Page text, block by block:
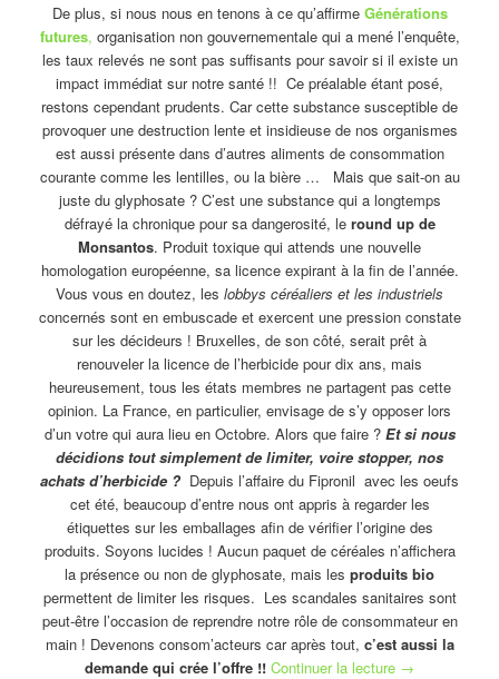
De plus, si nous nous en tenons à ce qu’affirme Générations
futures, organisation non gouvernementale qui a mené l’enquête,
les taux relevés ne sont pas suffisants pour savoir si il existe un
impact immédiat sur notre santé !! Ce préalable étant posé,
restons cependant prudents. Car cette substance susceptible de
provoquer une destruction lente et insidieuse de nos organismes
est aussi présente dans d’autres aliments de consommation
courante comme les lentilles, ou la bière … Mais que sait-on au
juste du glyphosate ? C’est une substance qui a longtemps
défrayé la chronique pour sa dangerosité, leround up de
Monsantos. Produit toxique qui attends une nouvelle
homologation européenne, sa licence expirant à la fin de l’année.
Vous vous en doutez, les lobbys céréaliers et les industriels
concernés sont en embuscade et exercent une pression constate
sur les décideurs ! Bruxelles, de son côté, serait prêt à
renouveler la licence de l’herbicide pour dix ans, mais
heureusement, tous les états membres ne partagent pas cette
opinion. La France, en particulier, envisage de s’y opposer lors
d’un votre qui aura lieu en Octobre. Alors que faire ?Et si nous
décidions tout simplement de limiter, voire stopper, nos
achats d’herbicide ? Depuis l’affaire du Fipronil avec les oeufs
cet été, beaucoup d’entre nous ont appris à regarder les
étiquettes sur les emballages afin de vérifier l’origine des
produits. Soyons lucides ! Aucun paquet de céréales n’affichera
la présence ou non de glyphosate, mais les produits bio
permettent de limiter les risques. Les scandales sanitaires sont
peut-être l’occasion de reprendre notre rôle de consommateur en
main ! Devenons consom’acteurs car après tout, c’est aussi la
demande qui crée l’offre !! Continuer la lecture →